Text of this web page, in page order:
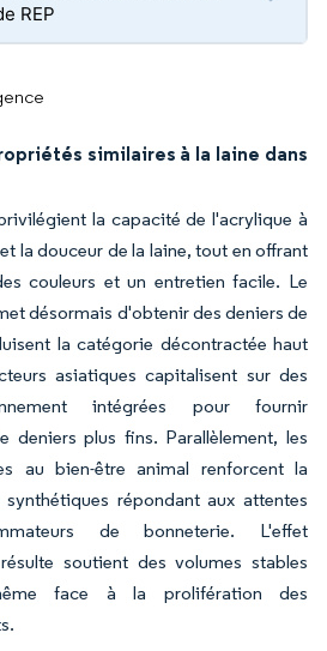
REP
similaires à la laine dans
la capacité de l'acrylique à
la douceur de la laine, tout en offrant
couleurs et un entretien facile. Le
désormais d'obtenir des deniers de
la catégorie décontractée haut
asiatiques capitalisent sur des
intégrées pour fournir
deniers plus fins. Parallèlement, les
au bien-être animal renforcent la
répondant aux attentes
de bonneterie. L'effet
soutient des volumes stables
face à la prolifération des